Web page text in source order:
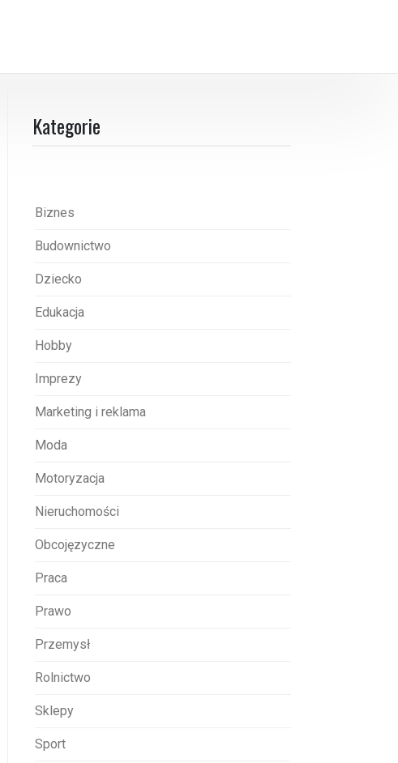
Kategorie
Biznes
Budownictwo
Dziecko
Edukacja
Hobby
Imprezy
Marketing i reklama
Moda
Motoryzacja
Nieruchomości
Obcojęzyczne
Praca
Prawo
Przemysł
Rolnictwo
Sklepy
Sport